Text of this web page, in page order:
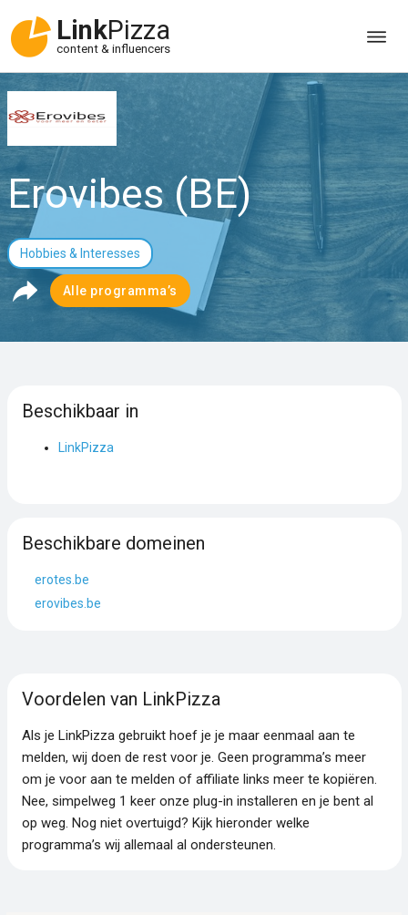
LinkPizza
content & influencers
Erovibes (BE)
Hobbies & Interesses
Alle programma’s
Beschikbaar in
LinkPizza
Beschikbare domeinen
erotes.be
erovibes.be
Voordelen van LinkPizza
Als je LinkPizza gebruikt hoef je je maar eenmaal aan te
melden, wij doen de rest voor je. Geen programma’s meer
om je voor aan te melden of affiliate links meer te kopiëren.
Nee, simpelweg 1 keer onze plug-in installeren en je bent al
op weg. Nog niet overtuigd? Kijk hieronder welke
programma’s wij allemaal al ondersteunen.